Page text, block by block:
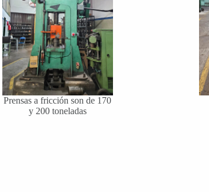
Prensas a fricción son de 170
y 200 toneladas